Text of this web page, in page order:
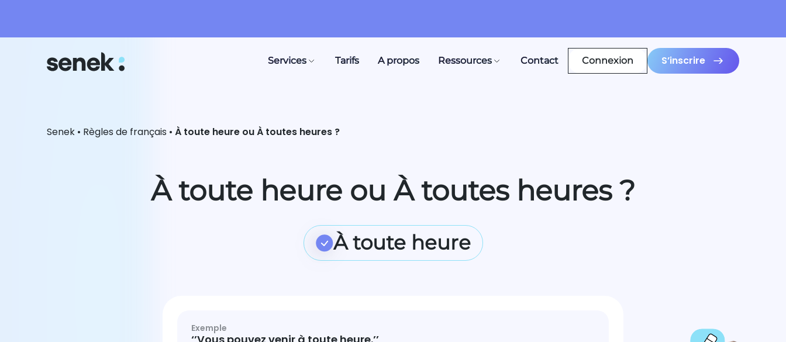
Services Tarifs A propos Ressources Contact Connexion S’inscrire
Senek • Règles de français • À toute heure ou À toutes heures ?
À toute heure ou À toutes heures ?
À toute heure
Exemple